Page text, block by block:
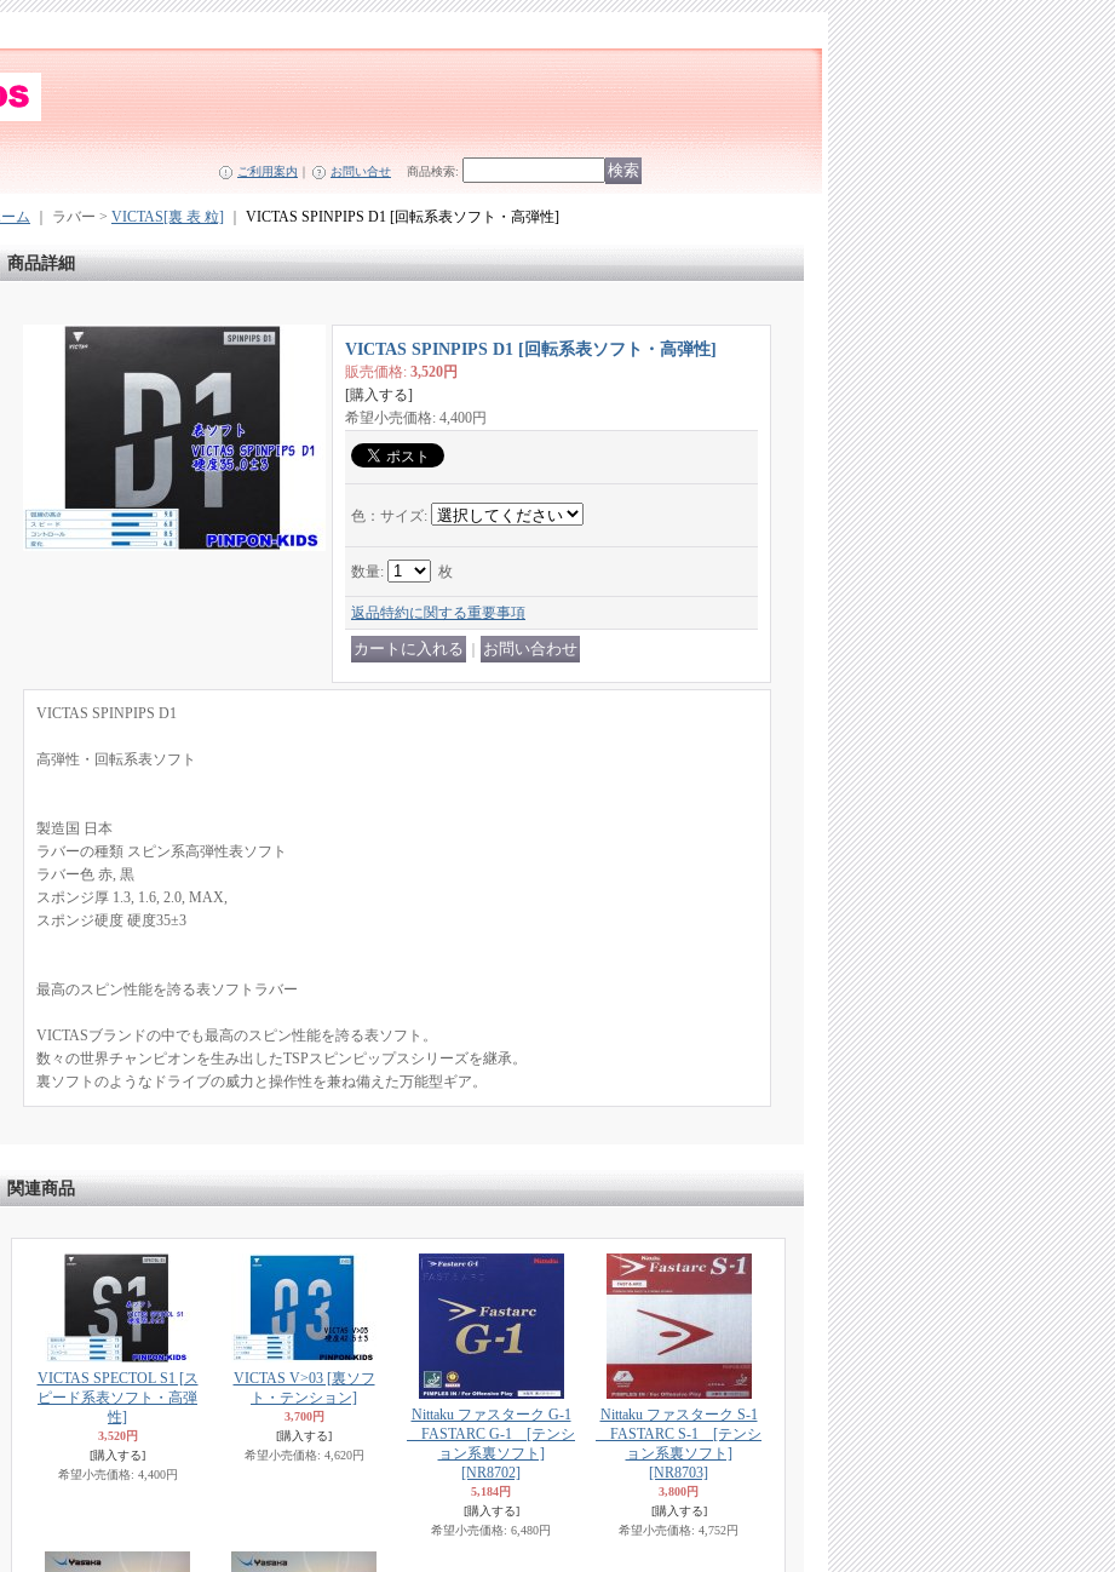
ご利用案内 ｜ お問い合せ 商品検索:
ム ｜ ラバー > VICTAS[裏 表 粒] VICTAS SPINPIPS D1 [回転系表ソフト・高弾性]
商品詳細
VICTAS SPINPIPS D1 [回転系表ソフト・高弾性]
販売価格: 3,520円
[購入する]
希望小売価格: 4,400円
色：サイズ:
数量: 枚
返品特約に関する重要事項
VICTAS SPINPIPS D1
高弾性・回転系表ソフト
製造国 日本
ラバーの種類 スピン系高弾性表ソフト
ラバー色 赤, 黒
スポンジ厚 1.3, 1.6, 2.0, MAX,
スポンジ硬度 硬度35±3
最高のスピン性能を誇る表ソフトラバー
VICTASブランドの中でも最高のスピン性能を誇る表ソフト。
数々の世界チャンピオンを生み出したTSPスピンピップスシリーズを継承。
裏ソフトのようなドライブの威力と操作性を兼ね備えた万能型ギア。
関連商品
VICTAS SPECTOL S1 [ス
ピード系表ソフト・高弾
性]
3,520円
[購入する]
希望小売価格: 4,400円
VICTAS V>03 [裏ソフ
ト・テンション]
3,700円
[購入する]
希望小売価格: 4,620円
Nittaku ファスターク G-1
FASTARC G-1 [テンシ
ョン系裏ソフト]
[NR8702]
5,184円
[購入する]
希望小売価格: 6,480円
Nittaku ファスターク S-1
FASTARC S-1 [テンシ
ョン系裏ソフト]
[NR8703]
3,800円
[購入する]
希望小売価格: 4,752円